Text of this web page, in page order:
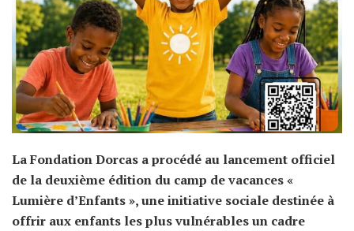
La Fondation Dorcas a procédé au lancement officiel
de la deuxième édition du camp de vacances «
Lumière d’Enfants », une initiative sociale destinée à
offrir aux enfants les plus vulnérables un cadre